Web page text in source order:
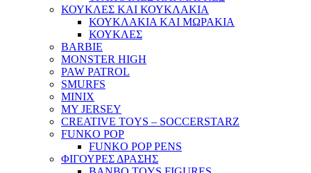
ΚΟΥΚΛΕΣ ΚΑΙ ΚΟΥΚΛΑΚΙΑ
ΚΟΥΚΛΑΚΙΑ ΚΑΙ ΜΩΡΑΚΙΑ
ΚΟΥΚΛΕΣ
BARBIE
MONSTER HIGH
PAW PATROL
SMURFS
MINIX
MY JERSEY
CREATIVE TOYS – SOCCERSTARZ
FUNKO POP
FUNKO POP PENS
ΦΙΓΟΥΡΕΣ ΔΡΑΣΗΣ